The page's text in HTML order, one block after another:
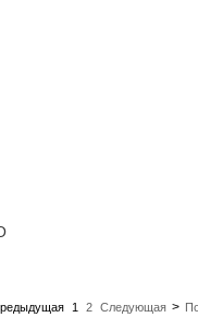
1 2 Следующая >